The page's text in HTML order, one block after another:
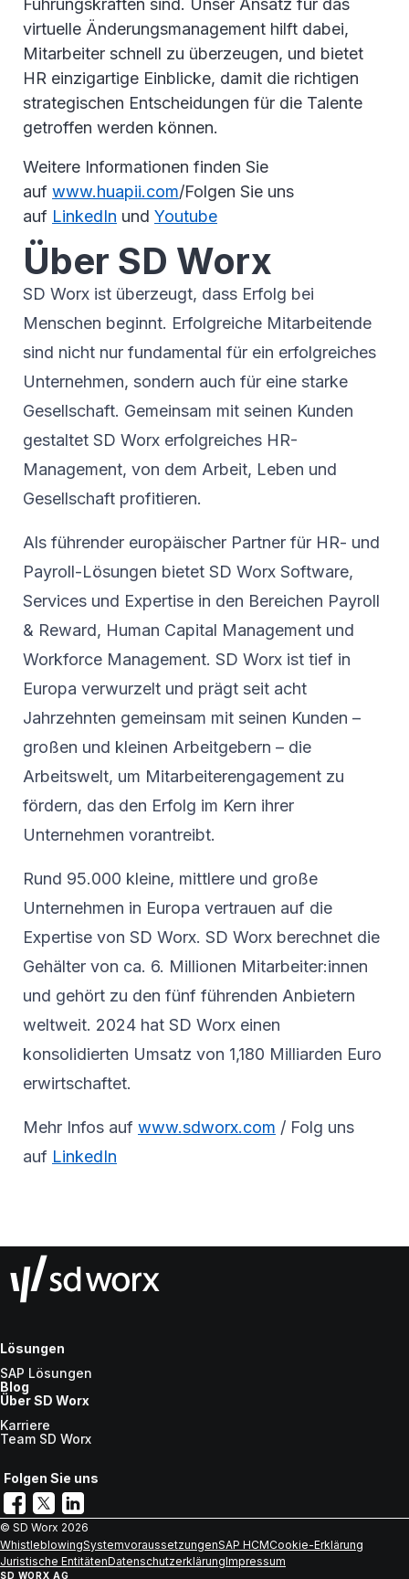
Führungskräften sind. Unser Ansatz für das
virtuelle Änderungsmanagement hilft dabei,
Mitarbeiter schnell zu überzeugen, und bietet
HR einzigartige Einblicke, damit die richtigen
strategischen Entscheidungen für die Talente
getroffen werden können.
Weitere Informationen finden Sie
auf www.huapii.com/Folgen Sie uns
auf LinkedIn und Youtube
Über SD Worx
SD Worx ist überzeugt, dass Erfolg bei
Menschen beginnt. Erfolgreiche Mitarbeitende
sind nicht nur fundamental für ein erfolgreiches
Unternehmen, sondern auch für eine starke
Gesellschaft. Gemeinsam mit seinen Kunden
gestaltet SD Worx erfolgreiches HR-
Management, von dem Arbeit, Leben und
Gesellschaft profitieren.
Als führender europäischer Partner für HR- und
Payroll-Lösungen bietet SD Worx Software,
Services und Expertise in den Bereichen Payroll
& Reward, Human Capital Management und
Workforce Management. SD Worx ist tief in
Europa verwurzelt und prägt seit acht
Jahrzehnten gemeinsam mit seinen Kunden –
großen und kleinen Arbeitgebern – die
Arbeitswelt, um Mitarbeiterengagement zu
fördern, das den Erfolg im Kern ihrer
Unternehmen vorantreibt.
Rund 95.000 kleine, mittlere und große
Unternehmen in Europa vertrauen auf die
Expertise von SD Worx. SD Worx berechnet die
Gehälter von ca. 6. Millionen Mitarbeiter:innen
und gehört zu den fünf führenden Anbietern
weltweit. 2024 hat SD Worx einen
konsolidierten Umsatz von 1,180 Milliarden Euro
erwirtschaftet.
Mehr Infos auf www.sdworx.com / Folg uns
auf LinkedIn
Lösungen
SAP Lösungen
Blog
Über SD Worx
Karriere
Team SD Worx
Folgen Sie uns
© SD Worx 2026
WhistleblowingSystemvoraussetzungenSAP HCMCookie-Erklärung
Juristische EntitätenDatenschutzerklärungImpressum
SD WORX AG